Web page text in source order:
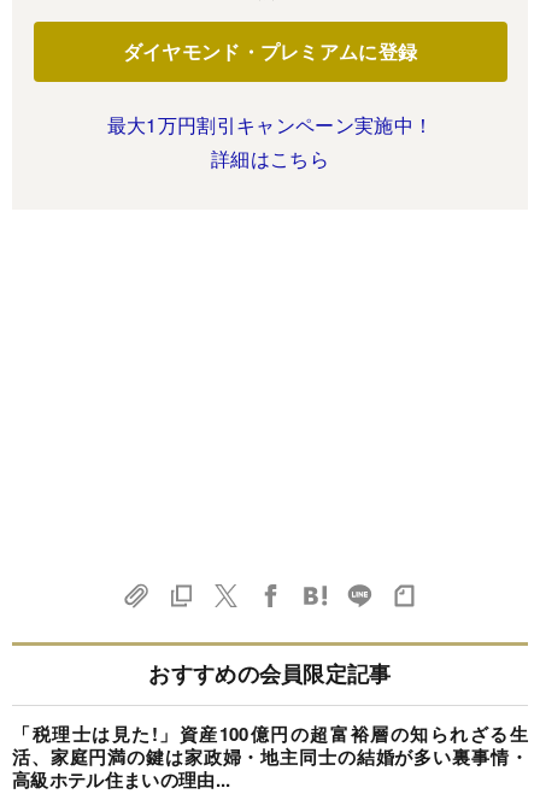
ダイヤモンド・プレミアムに登録
最大1万円割引キャンペーン実施中！
詳細はこちら
おすすめの会員限定記事
「税理士は見た!」資産100億円の超富裕層の知られざる生
活、家庭円満の鍵は家政婦・地主同士の結婚が多い裏事情・
高級ホテル住まいの理由...